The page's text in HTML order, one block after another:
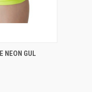
VIEW OPTIONS
NEON GUL